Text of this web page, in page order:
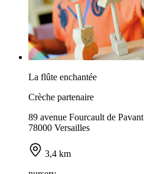
La flûte enchantée
Crèche partenaire
89 avenue Fourcault de Pavant
78000 Versailles
3,4 km